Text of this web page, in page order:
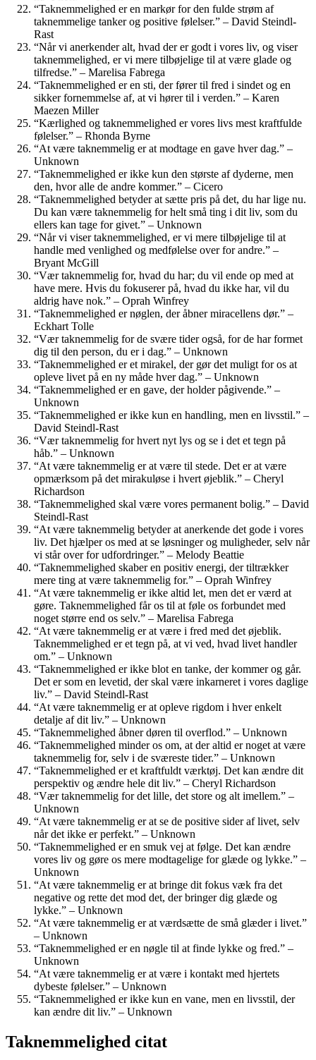
“Taknemmelighed er en markør for den fulde strøm af
taknemmelige tanker og positive følelser.” – David Steindl-
Rast
“Når vi anerkender alt, hvad der er godt i vores liv, og viser
taknemmelighed, er vi mere tilbøjelige til at være glade og
tilfredse.” – Marelisa Fabrega
“Taknemmelighed er en sti, der fører til fred i sindet og en
sikker fornemmelse af, at vi hører til i verden.” – Karen
Maezen Miller
“Kærlighed og taknemmelighed er vores livs mest kraftfulde
følelser.” – Rhonda Byrne
“At være taknemmelig er at modtage en gave hver dag.” –
Unknown
“Taknemmelighed er ikke kun den største af dyderne, men
den, hvor alle de andre kommer.” – Cicero
“Taknemmelighed betyder at sætte pris på det, du har lige nu.
Du kan være taknemmelig for helt små ting i dit liv, som du
ellers kan tage for givet.” – Unknown
“Når vi viser taknemmelighed, er vi mere tilbøjelige til at
handle med venlighed og medfølelse over for andre.” –
Bryant McGill
“Vær taknemmelig for, hvad du har; du vil ende op med at
have mere. Hvis du fokuserer på, hvad du ikke har, vil du
aldrig have nok.” – Oprah Winfrey
“Taknemmelighed er nøglen, der åbner miracellens dør.” –
Eckhart Tolle
“Vær taknemmelig for de svære tider også, for de har formet
dig til den person, du er i dag.” – Unknown
“Taknemmelighed er et mirakel, der gør det muligt for os at
opleve livet på en ny måde hver dag.” – Unknown
“Taknemmelighed er en gave, der holder pågivende.” –
Unknown
“Taknemmelighed er ikke kun en handling, men en livsstil.” –
David Steindl-Rast
“Vær taknemmelig for hvert nyt lys og se i det et tegn på
håb.” – Unknown
“At være taknemmelig er at være til stede. Det er at være
opmærksom på det mirakuløse i hvert øjeblik.” – Cheryl
Richardson
“Taknemmelighed skal være vores permanent bolig.” – David
Steindl-Rast
“At være taknemmelig betyder at anerkende det gode i vores
liv. Det hjælper os med at se løsninger og muligheder, selv når
vi står over for udfordringer.” – Melody Beattie
“Taknemmelighed skaber en positiv energi, der tiltrækker
mere ting at være taknemmelig for.” – Oprah Winfrey
“At være taknemmelig er ikke altid let, men det er værd at
gøre. Taknemmelighed får os til at føle os forbundet med
noget større end os selv.” – Marelisa Fabrega
“At være taknemmelig er at være i fred med det øjeblik.
Taknemmelighed er et tegn på, at vi ved, hvad livet handler
om.” – Unknown
“Taknemmelighed er ikke blot en tanke, der kommer og går.
Det er som en levetid, der skal være inkarneret i vores daglige
liv.” – David Steindl-Rast
“At være taknemmelig er at opleve rigdom i hver enkelt
detalje af dit liv.” – Unknown
“Taknemmelighed åbner døren til overflod.” – Unknown
“Taknemmelighed minder os om, at der altid er noget at være
taknemmelig for, selv i de sværeste tider.” – Unknown
“Taknemmelighed er et kraftfuldt værktøj. Det kan ændre dit
perspektiv og ændre hele dit liv.” – Cheryl Richardson
“Vær taknemmelig for det lille, det store og alt imellem.” –
Unknown
“At være taknemmelig er at se de positive sider af livet, selv
når det ikke er perfekt.” – Unknown
“Taknemmelighed er en smuk vej at følge. Det kan ændre
vores liv og gøre os mere modtagelige for glæde og lykke.” –
Unknown
“At være taknemmelig er at bringe dit fokus væk fra det
negative og rette det mod det, der bringer dig glæde og
lykke.” – Unknown
“At være taknemmelig er at værdsætte de små glæder i livet.”
– Unknown
“Taknemmelighed er en nøgle til at finde lykke og fred.” –
Unknown
“At være taknemmelig er at være i kontakt med hjertets
dybeste følelser.” – Unknown
“Taknemmelighed er ikke kun en vane, men en livsstil, der
kan ændre dit liv.” – Unknown
Taknemmelighed citat